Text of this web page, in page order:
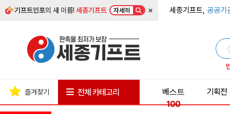
기프트인포의 새 이름!세종기프트 자세히 × 세종기프트, 공공기
즐겨찾기 전체 카테고리
베스트
100
기획전